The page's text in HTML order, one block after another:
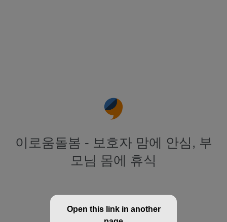
이로움돌봄 - 보호자 맘에 안심, 부
모님 몸에 휴식